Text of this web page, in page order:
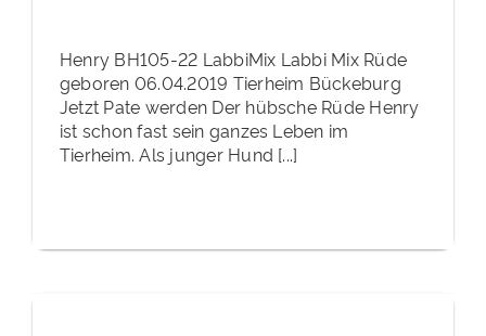
Henry BH105-22 LabbiMix Labbi Mix Rüde
geboren 06.04.2019 Tierheim Bückeburg
Jetzt Pate werden Der hübsche Rüde Henry
ist schon fast sein ganzes Leben im
Tierheim. Als junger Hund [...]